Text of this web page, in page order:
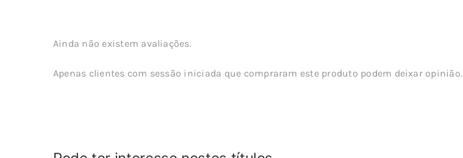
Ainda não existem avaliações.
Apenas clientes com sessão iniciada que compraram este produto podem deixar opinião.